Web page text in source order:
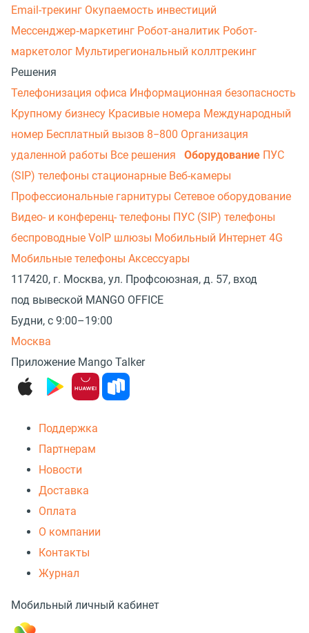
Email-трекинг Окупаемость инвестиций
Мессенджер‑маркетинг Робот-аналитик Робот-
маркетолог Мультирегиональный коллтрекинг
Решения
Телефонизация офиса Информационная безопасность
Крупному бизнесу Красивые номера Международный
номер Бесплатный вызов 8−800 Организация
удаленной работы Все решения Оборудование ПУС
(SIP) телефоны стационарные Веб-камеры
Профессиональные гарнитуры Сетевое оборудование
Видео- и конференц- телефоны ПУС (SIP) телефоны
беспроводные VoIP шлюзы Мобильный Интернет 4G
Мобильные телефоны Аксессуары
117420, г. Москва, ул. Профсоюзная, д. 57, вход
под вывеской MANGO OFFICE
Будни, с 9:00–19:00
Москва
Приложение Mango Talker
Поддержка
Партнерам
Новости
Доставка
Оплата
О компании
Контакты
Журнал
Мобильный личный кабинет